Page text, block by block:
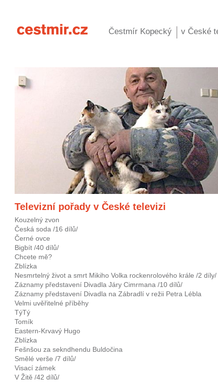
Čestmír Kopecký v České
Televizní pořady v České televizi
Kouzelný zvon
Česká soda /16 dílů/
Černé ovce
Bigbít /40 dílů/
Chcete mě?
Zblízka
Nesmrtelný život a smrt Mikiho Volka rockenrolového krále /2 díly/
Záznamy představení Divadla Járy Cimrmana /10 dílů/
Záznamy představení Divadla na Zábradlí v režii Petra Lébla
Velmi uvěřitelné příběhy
TýTý
Tomík
Eastern-Krvavý Hugo
Zblízka
Fešnšou za sekndhendu Buldočina
Smělé verše /7 dílů/
Visací zámek
V Žitě /42 dílů/